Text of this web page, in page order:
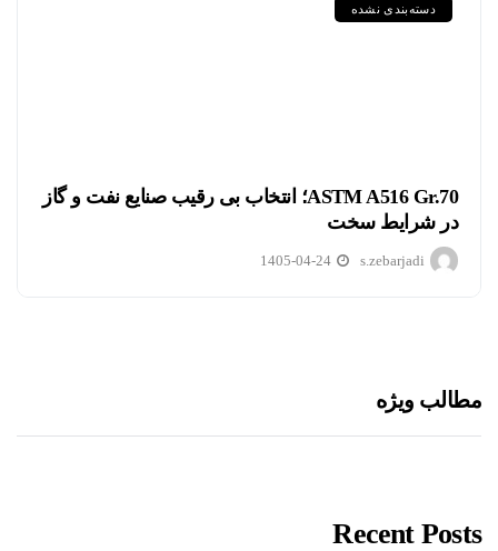
دسته‌بندی نشده
ASTM A516 Gr.70؛ انتخاب بی رقیب صنایع نفت و گاز
در شرایط سخت
s.zebarjadi
1405-04-24
مطالب ویژه
Recent Posts